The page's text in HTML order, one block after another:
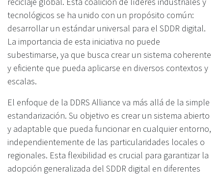
tecnológicos se ha unido con un propósito común:
desarrollar un estándar universal para el SDDR digital.
La importancia de esta iniciativa no puede
subestimarse, ya que busca crear un sistema coherente
y eficiente que pueda aplicarse en diversos contextos y
escalas.
El enfoque de la DDRS Alliance va más allá de la simple
estandarización. Su objetivo es crear un sistema abierto
y adaptable que pueda funcionar en cualquier entorno,
independientemente de las particularidades locales o
regionales. Esta flexibilidad es crucial para garantizar la
adopción generalizada del SDDR digital en diferentes